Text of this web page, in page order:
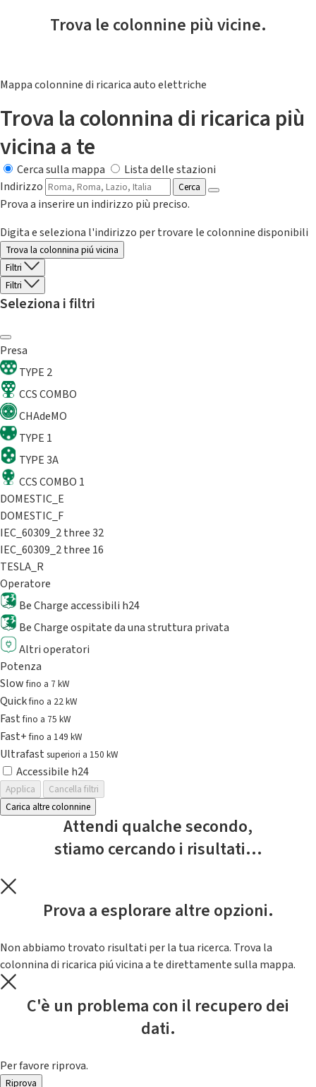
Trova le colonnine più vicine.
Mappa colonnine di ricarica auto elettriche
Trova la colonnina di ricarica più
vicina a te
Cerca sulla mappa
Lista delle stazioni
Indirizzo
Cerca
Prova a inserire un indirizzo più preciso.
Digita e seleziona l'indirizzo per trovare le colonnine disponibili
Trova la colonnina piú vicina
Filtri
Filtri
Seleziona i filtri
Presa
TYPE 2
CCS COMBO
CHAdeMO
TYPE 1
TYPE 3A
CCS COMBO 1
DOMESTIC_E
DOMESTIC_F
IEC_60309_2 three 32
IEC_60309_2 three 16
TESLA_R
Operatore
Be Charge accessibili h24
Be Charge ospitate da una struttura privata
Altri operatori
Potenza
Slowfino a 7 kW
Quickfino a 22 kW
Fastfino a 75 kW
Fast+fino a 149 kW
Ultrafast superiori a 150 kW
Accessibile h24
Applica
Cancella filtri
Carica altre colonnine
Attendi qualche secondo,
stiamo cercando i risultati...
Prova a esplorare altre opzioni.
Non abbiamo trovato risultati per la tua ricerca. Trova la
colonnina di ricarica piú vicina a te direttamente sulla mappa.
C'è un problema con il recupero dei
dati.
Per favore riprova.
Riprova